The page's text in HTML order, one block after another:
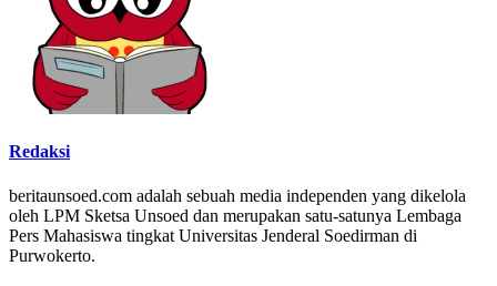
Redaksi
beritaunsoed.com adalah sebuah media independen yang dikelola
oleh LPM Sketsa Unsoed dan merupakan satu-satunya Lembaga
Pers Mahasiswa tingkat Universitas Jenderal Soedirman di
Purwokerto.